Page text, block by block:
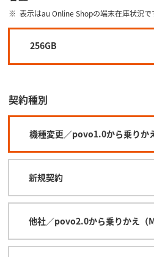
表示はau Online Shopの端末在庫状況で
256GB
契約種別
機種変更／povo1.0から乗りか
新規契約
他社／povo2.0から乗りかえ（